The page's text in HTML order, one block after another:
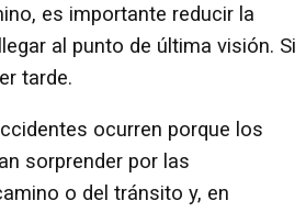
es importante reducir la
al punto de última visión. Si
tarde.
ocurren porque los
sorprender por las
o del tránsito y, en